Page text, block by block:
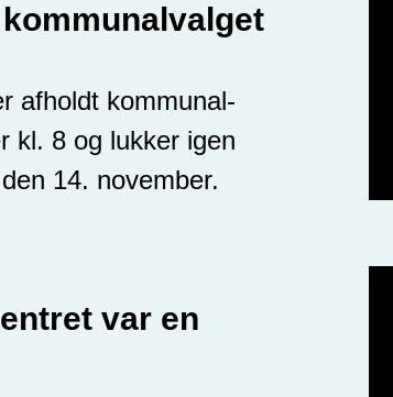
afholdt kommunal-
kl. 8 og lukker igen
14. november.
var en